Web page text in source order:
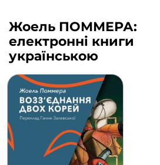
Жоель ПОММЕРА:
електронні книги
українською